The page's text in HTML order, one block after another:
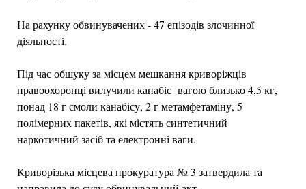
На рахунку обвинувачених - 47 епізодів злочинної
діяльності.
Під час обшуку за місцем мешкання криворіжців
правоохоронці вилучили канабіс вагою близько 4,5 кг,
понад 18 г смоли канабісу, 2 г метамфетаміну, 5
полімерних пакетів, які містять синтетичний
наркотичний засіб та електронні ваги.
Криворізька місцева прокуратура № 3 затвердила та